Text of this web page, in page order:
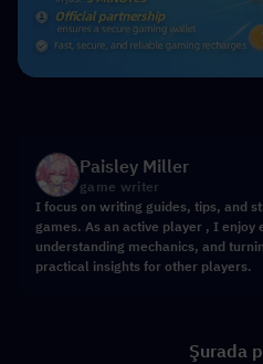
Paisley Miller
game writer
I focus on writing guides, tips, and
games. As an active player , I enjoy
understanding mechanics, and
practical insights for other players.
Şurada